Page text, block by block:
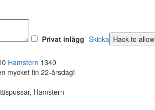
Privat inlägg Skicka
Hamstern 1340
mycket fin 22-årsdag!
Hamstern